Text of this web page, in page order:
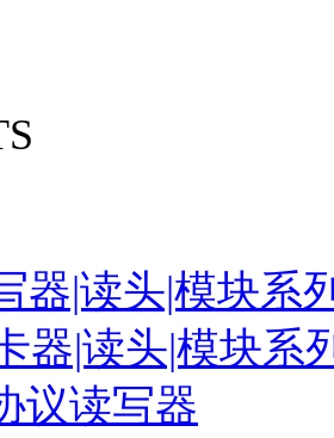
器|读头|模块系
器|读头|模块系
议读写器